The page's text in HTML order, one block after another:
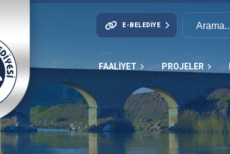
E-BELEDIYE
FAALİYET PROJELER